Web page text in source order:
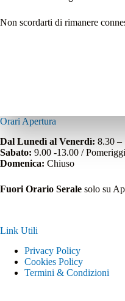
Non scordarti di rimanere
Orari Apertura
Dal Lunedì al Venerdì: 8.30 –
Sabato: 9.00 -13.00 /
Domenica: Chiuso
Fuori Orario Serale solo su
Link Utili
Privacy Policy
Cookies Policy
Termini & Condizioni